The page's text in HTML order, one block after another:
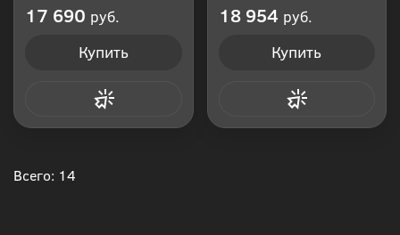
17 690 руб.
Купить
18 954 руб.
Купить
Всего: 14